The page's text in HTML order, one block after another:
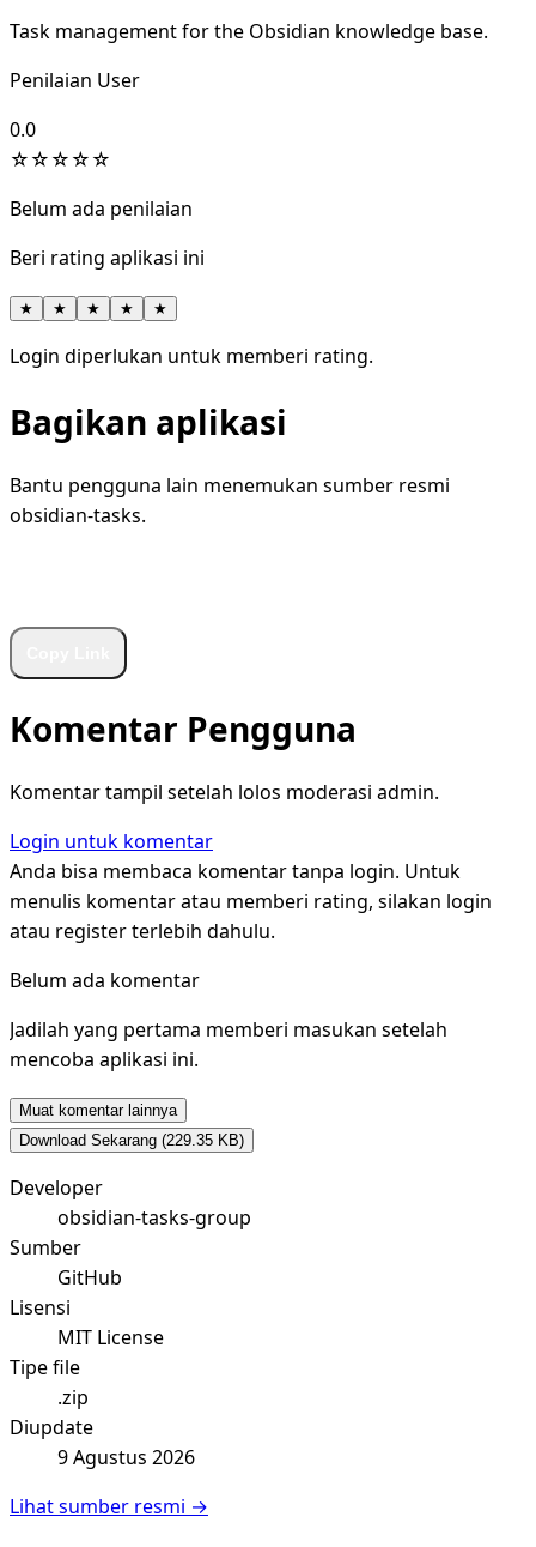
Task management for the Obsidian knowledge base.
Penilaian User
0.0
☆☆☆☆☆
Belum ada penilaian
Beri rating aplikasi ini
★ ★ ★ ★ ★
Login diperlukan untuk memberi rating.
Bagikan aplikasi
Bantu pengguna lain menemukan sumber resmi
obsidian-tasks.
Komentar Pengguna
Komentar tampil setelah lolos moderasi admin.
Login untuk komentar
Anda bisa membaca komentar tanpa login. Untuk
menulis komentar atau memberi rating, silakan login
atau register terlebih dahulu.
Belum ada komentar
Jadilah yang pertama memberi masukan setelah
mencoba aplikasi ini.
Muat komentar lainnya
Download Sekarang (229.35 KB)
Developer
obsidian-tasks-group
Sumber
GitHub
Lisensi
MIT License
Tipe file
.zip
Diupdate
9 Agustus 2026
Lihat sumber resmi →